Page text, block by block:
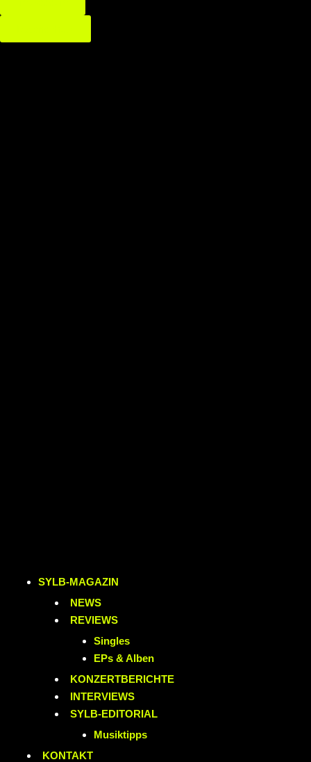
SYLB-MAGAZIN
NEWS
REVIEWS
Singles
EPs & Alben
KONZERTBERICHTE
INTERVIEWS
SYLB-EDITORIAL
Musiktipps
KONTAKT